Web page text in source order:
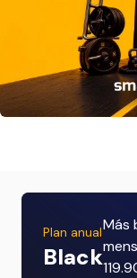
Plan anual
Black
Más